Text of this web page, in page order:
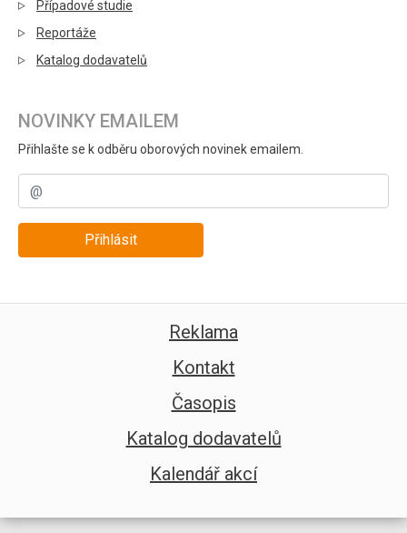
Případové studie
Reportáže
Katalog dodavatelů
NOVINKY EMAILEM
Přihlašte se k odběru oborových novinek emailem.
Přihlásit
Reklama
Kontakt
Časopis
Katalog dodavatelů
Kalendář akcí